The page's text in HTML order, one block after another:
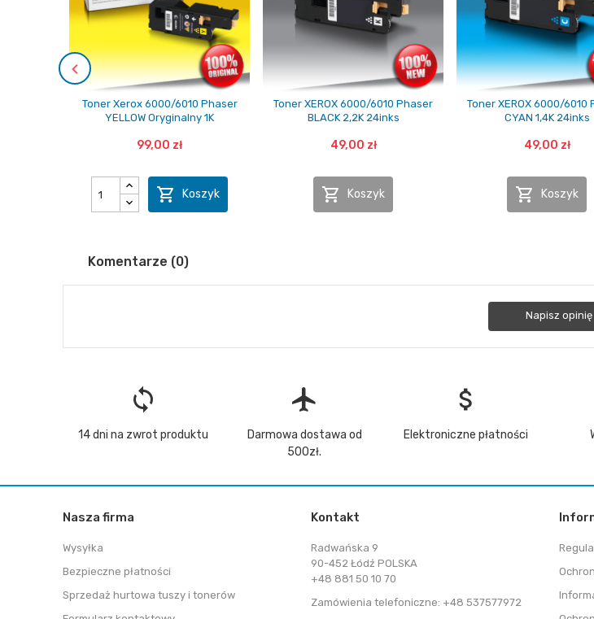
Toner Xerox 6000/6010 Phaser
YELLOW Oryginalny 1K
99,00 zł
 Koszyk
Toner XEROX 6000/6010 Phaser
BLACK 2,2K 24inks
49,00 zł
 Koszyk
Toner XEROX 6000/6010
CYAN 1,4K 24inks
49,00 zł
 Koszyk
Komentarze (0)
Napisz opinię
loop
14 dni na zwrot produktu
flight
Darmowa dostawa od
500zł.
attach_money
Elektroniczne płatności
Nasza firma
Wysyłka
Bezpieczne płatności
Sprzedaż hurtowa tuszy i tonerów
Kontakt
Radwańska 9
90-452 Łódź POLSKA
+48 881 50 10 70
Zamówienia telefoniczne: +48 537577972